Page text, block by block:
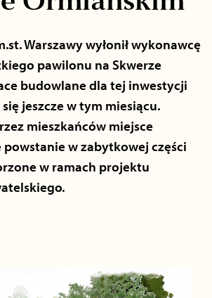
Warszawy wyłonił wykonawcę
pawilonu na Skwerze
budowlane dla tej inwestycji
jeszcze w tym miesiącu.
mieszkańców miejsce
w zabytkowej części
w ramach projektu